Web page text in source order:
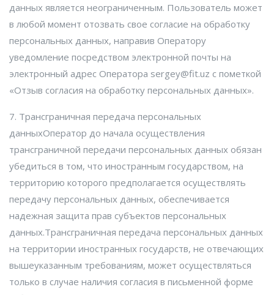
данных является неограниченным. Пользователь может
в любой момент отозвать свое согласие на обработку
персональных данных, направив Оператору
уведомление посредством электронной почты на
электронный адрес Оператора sergey@fit.uz с пометкой
«Отзыв согласия на обработку персональных данных».
7. Трансграничная передача персональных
данныхОператор до начала осуществления
трансграничной передачи персональных данных обязан
убедиться в том, что иностранным государством, на
территорию которого предполагается осуществлять
передачу персональных данных, обеспечивается
надежная защита прав субъектов персональных
данных.Трансграничная передача персональных данных
на территории иностранных государств, не отвечающих
вышеуказанным требованиям, может осуществляться
только в случае наличия согласия в письменной форме